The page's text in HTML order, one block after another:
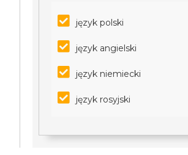
język polski
język angielski
język niemiecki
język rosyjski